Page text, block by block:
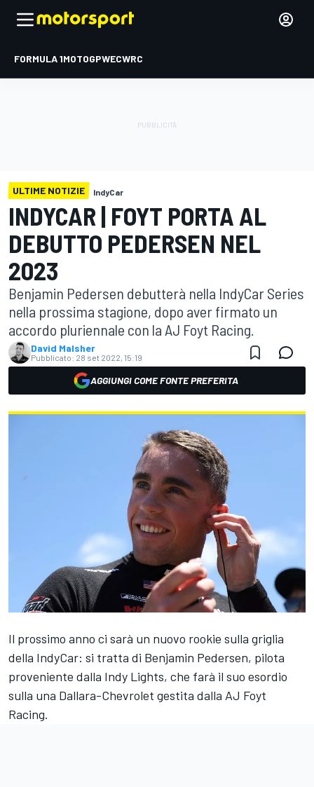
FORMULA 1MOTOGPWECWRC
ULTIME NOTIZIE IndyCar
INDYCAR | FOYT PORTA AL
DEBUTTO PEDERSEN NEL
2023
Benjamin Pedersen debutterà nella IndyCar Series
nella prossima stagione, dopo aver firmato un
accordo pluriennale con la AJ Foyt Racing.
David Malsher
Pubblicato: 28 set 2022, 15:19
AGGIUNGI COME FONTE PREFERITA
Il prossimo anno ci sarà un nuovo rookie sulla griglia
della IndyCar: si tratta di Benjamin Pedersen, pilota
proveniente dalla Indy Lights, che farà il suo esordio
sulla una Dallara-Chevrolet gestita dalla AJ Foyt
Racing.